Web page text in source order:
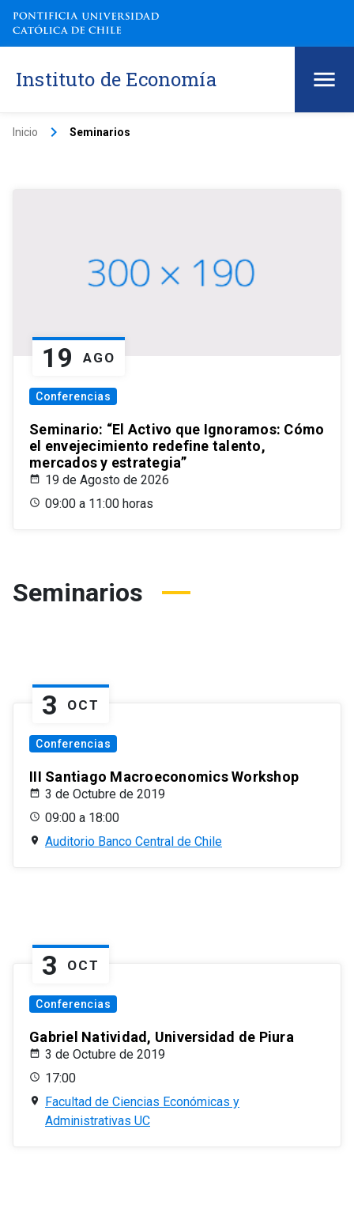
Instituto de Economía
Inicio keyboard_arrow_right Seminarios
19 AGO
Conferencias
Seminario: “El Activo que Ignoramos: Cómo
el envejecimiento redefine talento,
mercados y estrategia”
19 de Agosto de 2026
09:00 a 11:00 horas
Seminarios
3 OCT
Conferencias
III Santiago Macroeconomics Workshop
3 de Octubre de 2019
09:00 a 18:00
Auditorio Banco Central de Chile
3 OCT
Conferencias
Gabriel Natividad, Universidad de Piura
3 de Octubre de 2019
17:00
Facultad de Ciencias Económicas y
Administrativas UC